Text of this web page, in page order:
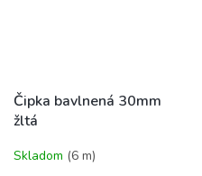
Čipka bavlnená 30mm
žltá
Skladom (6 m)